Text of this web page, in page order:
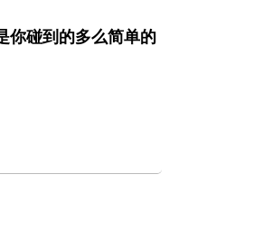
你碰到的多么简单的